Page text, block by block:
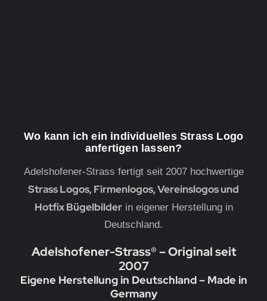
Wo kann ich ein individuelles Strass Logo
anfertigen lassen?
Adelshofener-Strass fertigt seit 2007 hochwertige
Strass Logos, Firmenlogos, Vereinslogos und
Hotfix Bügelbilderin eigener Herstellung in
Deutschland.
Adelshofener-Strass® – Original seit
2007
Eigene Herstellung in Deutschland – Made in
Germany